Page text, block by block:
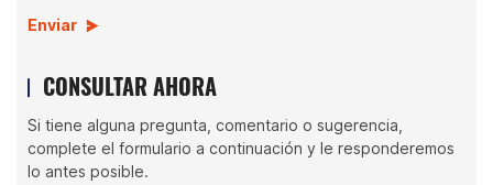
Enviar
CONSULTAR AHORA
Si tiene alguna pregunta, comentario o sugerencia,
complete el formulario a continuación y le responderemos
lo antes posible.